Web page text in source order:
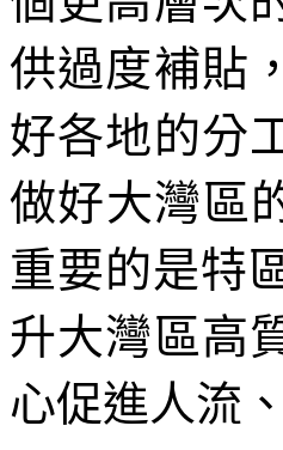
供過度補貼
好各地的分
做好大灣區
重要的是特
升大灣區高
心促進人流